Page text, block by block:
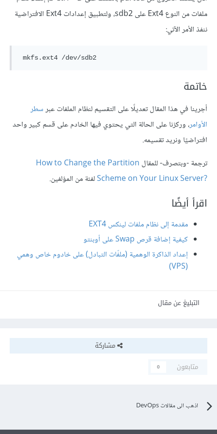
ملفات من النوع Ext4 على sdb2، ولتطبيق إعدادات Ext4 الافتراضية
ننفذ الأمر الآتي:
mkfs.ext4 /dev/sdb2
خاتمة
أجرينا في هذا المقال تعديلًا على التقسيم لنظام الملفات عبرسطر
الأوامر، وركزنا على الحالة التي يحتوي فيها الخادم على قسم كبير واحد
افتراضيًا ونريد تقسيمه.
ترجمة -وبتصرف- للمقال How to Change the Partition
Scheme on Your Linux Server?‎لفئة من المؤلفين.
اقرأ أيضًا
مقدمة إلى نظام ملفات لينكس EXT4
كيفية إضافة قرص Swap على أوبنتو
إعداد الذاكرة الوهمية (ملفّات التبادل) على خادوم خاص وهمي
(VPS)
التبليغ عن مقال
مشاركة
متابعون
0
اذهب الى مقالات DevOps